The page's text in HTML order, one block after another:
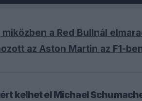
a Red Bullnál
az Aston Martin az F1-
kelhet el Michael